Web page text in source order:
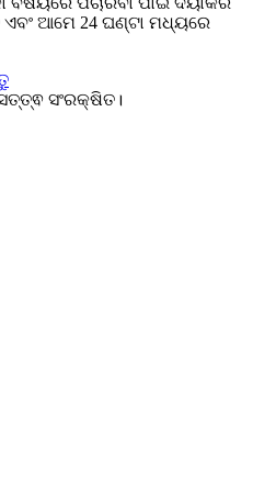
ଆମେ 24 ଘଣ୍ଟା ମଧ୍ୟରେ
ସଂରକ୍ଷିତ।